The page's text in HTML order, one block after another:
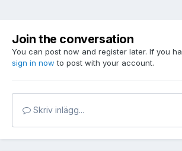
Join the conversation
You can post now and register later. If you
sign in now to post with your account.
Skriv inlägg...